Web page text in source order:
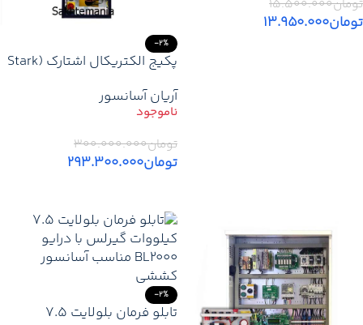
تومان۱۵.۵۰۰.۰۰۰
تومان۱۳.۹۵۰.۰۰۰
-2%
پکیج الکتریکال اشتارک (Stark
آریان آسانسور
تومان۳۰۰.۰۰۰.۰۰۰
تومان۲۹۳.۳۰۰.۰۰۰
-2%
تابلو فرمان بلولایت 7.5